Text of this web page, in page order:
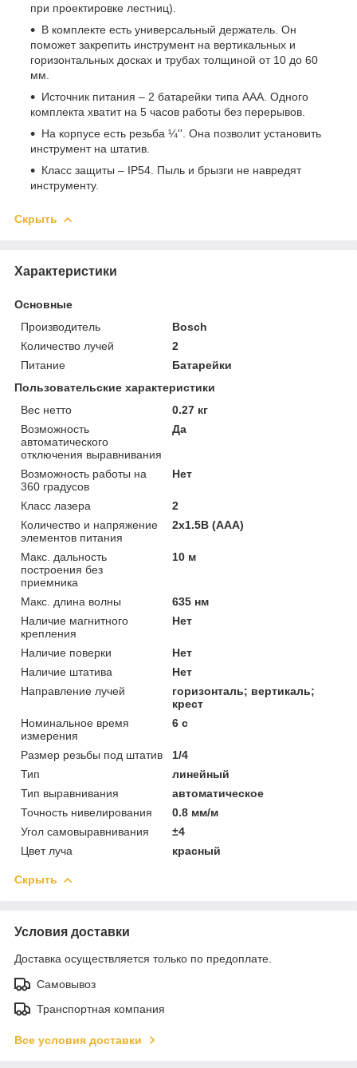
при проектировке лестниц).
В комплекте есть универсальный держатель. Он
поможет закрепить инструмент на вертикальных и
горизонтальных досках и трубах толщиной от 10 до 60
мм.
Источник питания – 2 батарейки типа ААА. Одного
комплекта хватит на 5 часов работы без перерывов.
На корпусе есть резьба ¼''. Она позволит установить
инструмент на штатив.
Класс защиты – IP54. Пыль и брызги не навредят
инструменту.
Скрыть
Характеристики
Основные
Производитель
Bosch
Количество лучей
2
Питание
Батарейки
Пользовательские характеристики
Вес нетто
0.27 кг
Возможность
автоматического
отключения выравнивания
Да
Возможность работы на
360 градусов
Нет
Класс лазера
2
Количество и напряжение
элементов питания
2x1.5В (AAA)
Макс. дальность
построения без
приемника
10 м
Макс. длина волны
635 нм
Наличие магнитного
крепления
Нет
Наличие поверки
Нет
Наличие штатива
Нет
Направление лучей
горизонталь; вертикаль;
крест
Номинальное время
измерения
6 с
Размер резьбы под штатив
1/4
Тип
линейный
Тип выравнивания
автоматическое
Точность нивелирования
0.8 мм/м
Угол самовыравнивания
±4
Цвет луча
красный
Скрыть
Условия доставки
Доставка осуществляется только по предоплате.
Самовывоз
Транспортная компания
Все условия доставки